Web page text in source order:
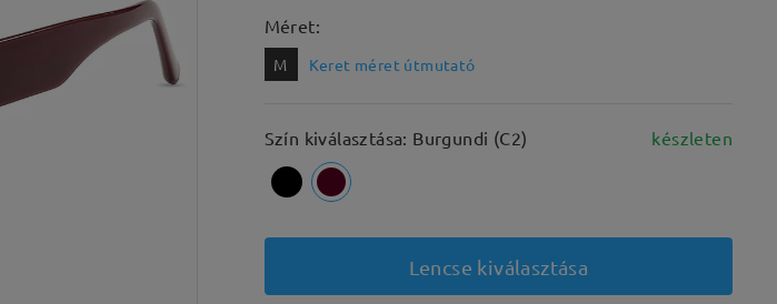
Méret:
M Keret méret útmutató
Szín kiválasztása: Burgundi (C2) készleten
Lencse kiválasztása